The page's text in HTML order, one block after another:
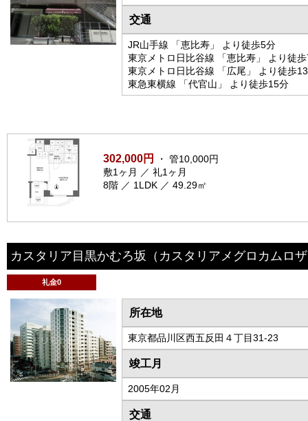
交通
JR山手線 「恵比寿」 より徒歩5分
東京メトロ日比谷線 「恵比寿」 より徒
東京メトロ日比谷線 「広尾」 より徒歩
東急東横線 「代官山」 より徒歩15分
302,000円
・ 管10,000円
敷1ヶ月 ／ 礼1ヶ月
8階 ／ 1LDK ／ 49.29㎡
カスタリア目黒かむろ坂 （カスタリアメグロカムロ
礼金0
所在地
東京都品川区西五反田４丁目31-23
竣工月
2005年02月
交通